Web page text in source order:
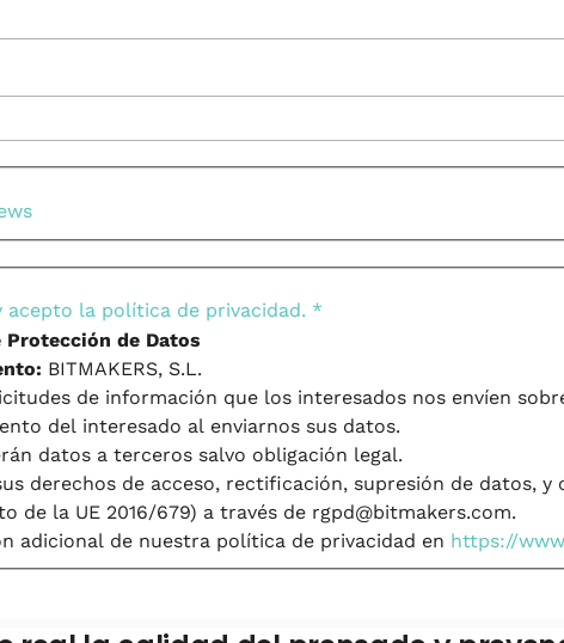
acepto la política de privacidad. *
de Datos
BITMAKERS, S.L.
de información que los interesados nos envíen
del interesado al enviarnos sus datos.
datos a terceros salvo obligación legal.
derechos de acceso, rectificación, supresión de datos,
de la UE 2016/679) a través de rgpd@bitmakers.com.
adicional de nuestra política de privacidad en https://